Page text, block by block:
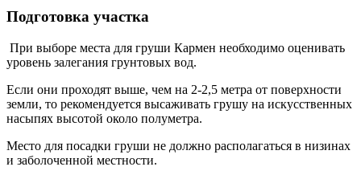
Подготовка участка
При выборе места для груши Кармен необходимо оценивать
уровень залегания грунтовых вод.
Если они проходят выше, чем на 2-2,5 метра от поверхности
земли, то рекомендуется высаживать грушу на искусственных
насыпях высотой около полуметра.
Место для посадки груши не должно располагаться в низинах
и заболоченной местности.